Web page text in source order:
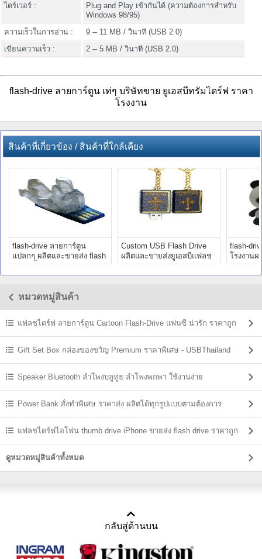
ไดร์เวอร์ :
Plug and Play เข้ากันได้ (ความต้องการสำหรับ
Windows 98/95)
ความเร็วในการอ่าน :
9 -- 11 MB / วินาที (USB 2.0)
เขียนความเร็ว :
2 -- 5 MB / วินาที (USB 2.0)
flash-drive ลายการ์ตูน เท่ๆ บริษัทขาย ยูเอสบีทรัมไดร์ฟ ราคา
โรงงาน
สินค้าที่เกี่ยวข้อง / สินค้าที่ใกล้เคียง
flash-drive ลายการ์ตูน
แปลกๆ ผลิตและขายส่ง flash
drive ขึ้นรูปใหม่
Custom USB Flash Drive
ผลิตและขายส่งยูเอสบีแฟลช
ไดรฟ์ราคาถูก
flash-
โรงงาน
สบี พร้อม
หมวดหมู่สินค้า
แฟลชไดร์ฟ ลายการ์ตูน Cartoon Flash-Drive แฟนซี น่ารัก ราคาถูก
Gift Set Box กล่องของขวัญ Premium ราคาพิเศษ - USBThailand
Speaker Bluetooth ลําโพงบลูทูธ ลำโพงพกพา ใช้งานง่าย
Power Bank สั่งทำพิเศษ ราคาส่ง ผลิตได้ทุกรูปแบบตามต้องการ
แฟลชไดร์ฟไอโฟน thumb drive iPhone ขายส่ง flash drive ราคาถูก
ดูหมวดหมู่สินค้าทั้งหมด
กลับสู่ด้านบน